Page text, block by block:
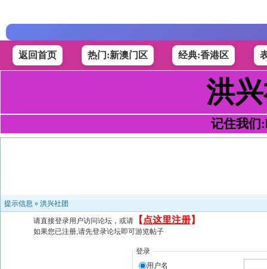
返回首页 热门:新澳门区 经典:香港区
洪
记住我们
提示信息 » 洪兴社团
请直接登录用户访问论坛，或请 【 点这里注册】
如果您已注册,请先登录论坛即可游览帖子
登录
用户名